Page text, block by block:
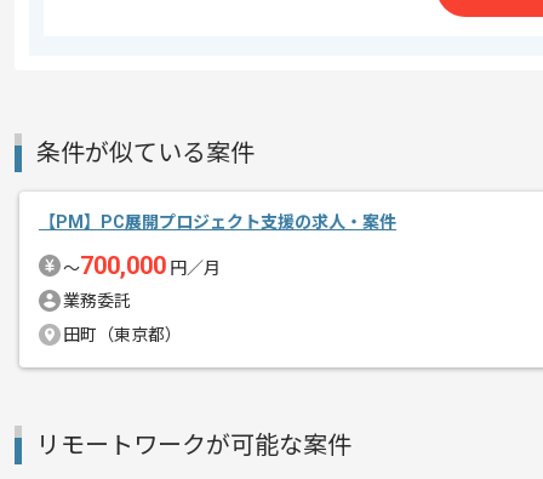
エージェントからのコ
メント
レバテックでの実績がある企業の案件で
PLの経験を活かすことができます。
基本的には一部リモート作業を見込んで
条件が似ている案件
【PM】PC展開プロジェクト支援の求人・案件
〜700,000 円／月
業務委託
田町（東京都）
リモートワークが可能な案件